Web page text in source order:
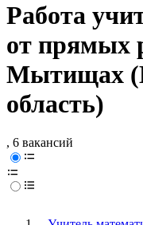
Работа
от прямых
Мытищах
область)
, 6 вакансий